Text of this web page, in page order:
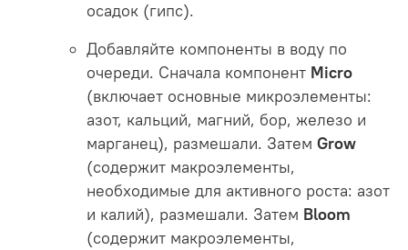
осадок (гипс).
Добавляйте компоненты в воду по
очереди. Сначала компонент Micro
(включает основные микроэлементы:
азот, кальций, магний, бор, железо и
марганец), размешали. Затем Grow
(содержит макроэлементы,
необходимые для активного роста: азот
и калий), размешали. Затем Bloom
(содержит макроэлементы,